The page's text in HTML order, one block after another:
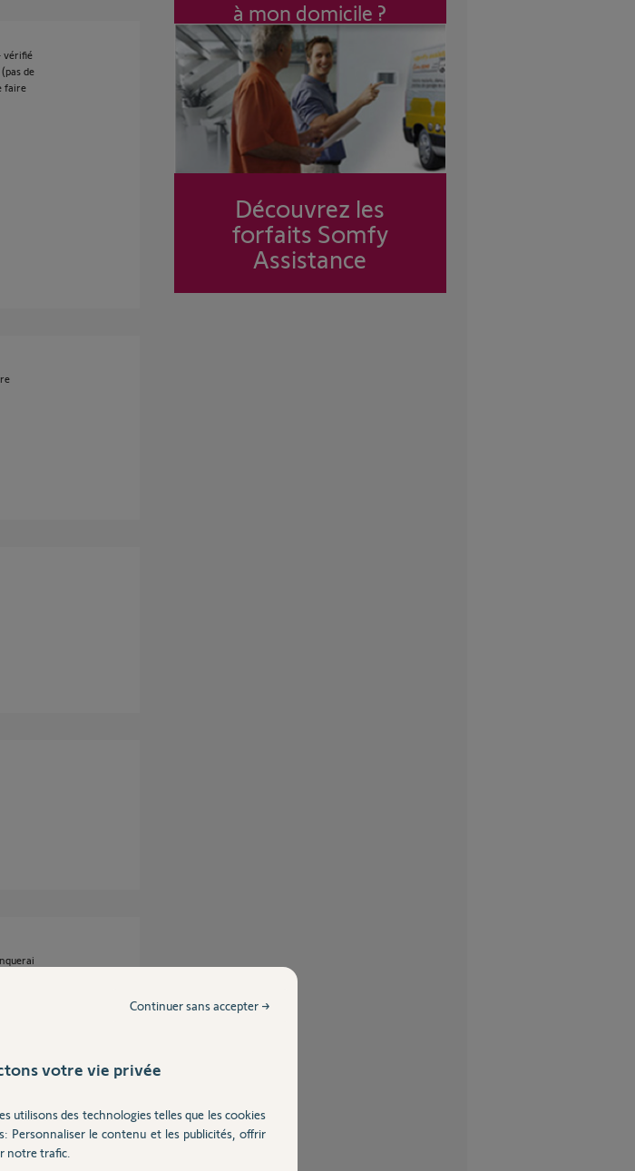
vérifié
de
faire
1
à mon domicile ?
Découvrez les
forfaits Somfy
Assistance
votre vie privée
utilisons des technologies telles que les cookies
Personnaliser le contenu et les publicités, offrir
notre trafic.
Continuer sans accepter →